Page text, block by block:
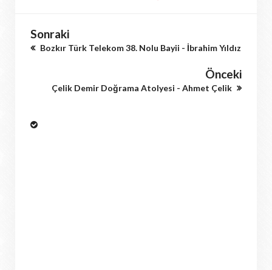
Sonraki
Bozkır Türk Telekom 38. Nolu Bayii - İbrahim Yıldız
Önceki
Çelik Demir Doğrama Atolyesi - Ahmet Çelik